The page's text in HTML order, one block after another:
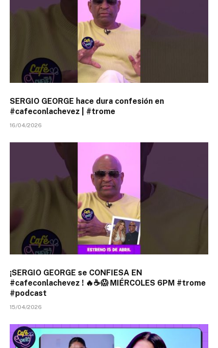
SERGIO GEORGE hace dura confesión en
#cafeconlachevez | #trome
16/04/2026
¡SERGIO GEORGE se CONFIESA EN
#cafeconlachevez ! 🔥☕😱 MIÉRCOLES 6PM #trome
#podcast
15/04/2026